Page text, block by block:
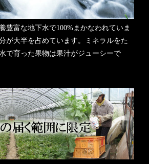
豊富な地下水で100%まかなわれていま
が大半を占めています。ミネラルをた
で育った果物は果汁がジューシーで